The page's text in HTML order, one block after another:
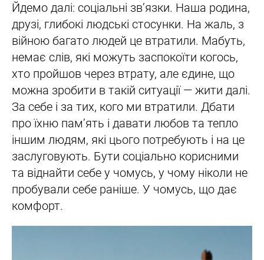
Йдемо далі: соціальні зв’язки. Наша родина,
друзі, глибокі людські стосунки. На жаль, з
війною багато людей це втратили. Мабуть,
немає слів, які можуть заспокоїти когось,
хто пройшов через втрату, але єдине, що
можна зробити в такій ситуації — жити далі.
За себе і за тих, кого ми втратили. Дбати
про їхню пам’ять і давати любов та тепло
іншим людям, які цього потребують і на це
заслуговують. Бути соціально корисними
та віднайти себе у чомусь, у чому ніколи не
пробували себе раніше. У чомусь, що дає
комфорт.